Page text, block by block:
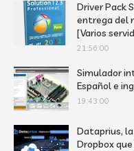
Driver Pack
entrega del
[Varios
21:56:00
Simulador
Español e
19:43:00
Dataprius,
Dropbox